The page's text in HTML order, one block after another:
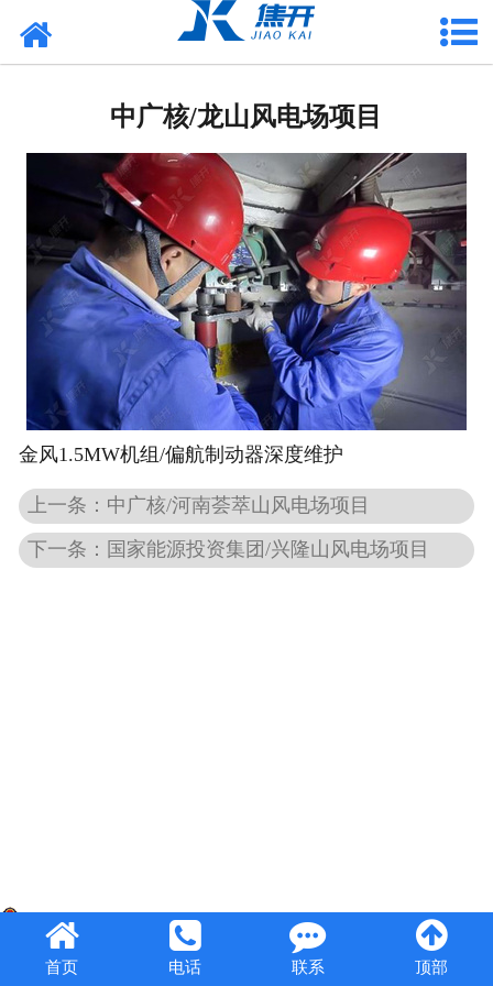
项目案例
媒体中心
联系焦开
中广核/龙山风电场项目
金风1.5MW机组/偏航制动器深度维护
上一条：中广核/河南荟萃山风电场项目
下一条：国家能源投资集团/兴隆山风电场项目
首页 电话 联系 顶部
豫公网安备41082302410947号